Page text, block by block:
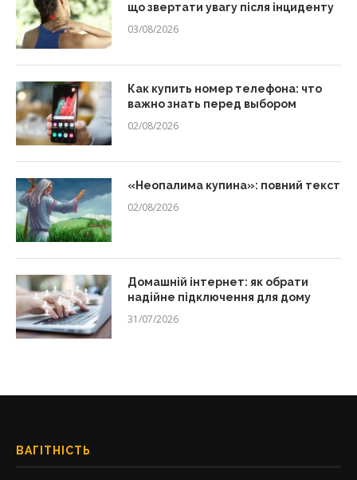
що звертати увагу після інциденту
03/08/2026
Как купить номер телефона: что
важно знать перед выбором
02/08/2026
«Неопалима купина»: повний текст
02/08/2026
Домашній інтернет: як обрати
надійне підключення для дому
31/07/2026
ВАГІТНІСТЬ